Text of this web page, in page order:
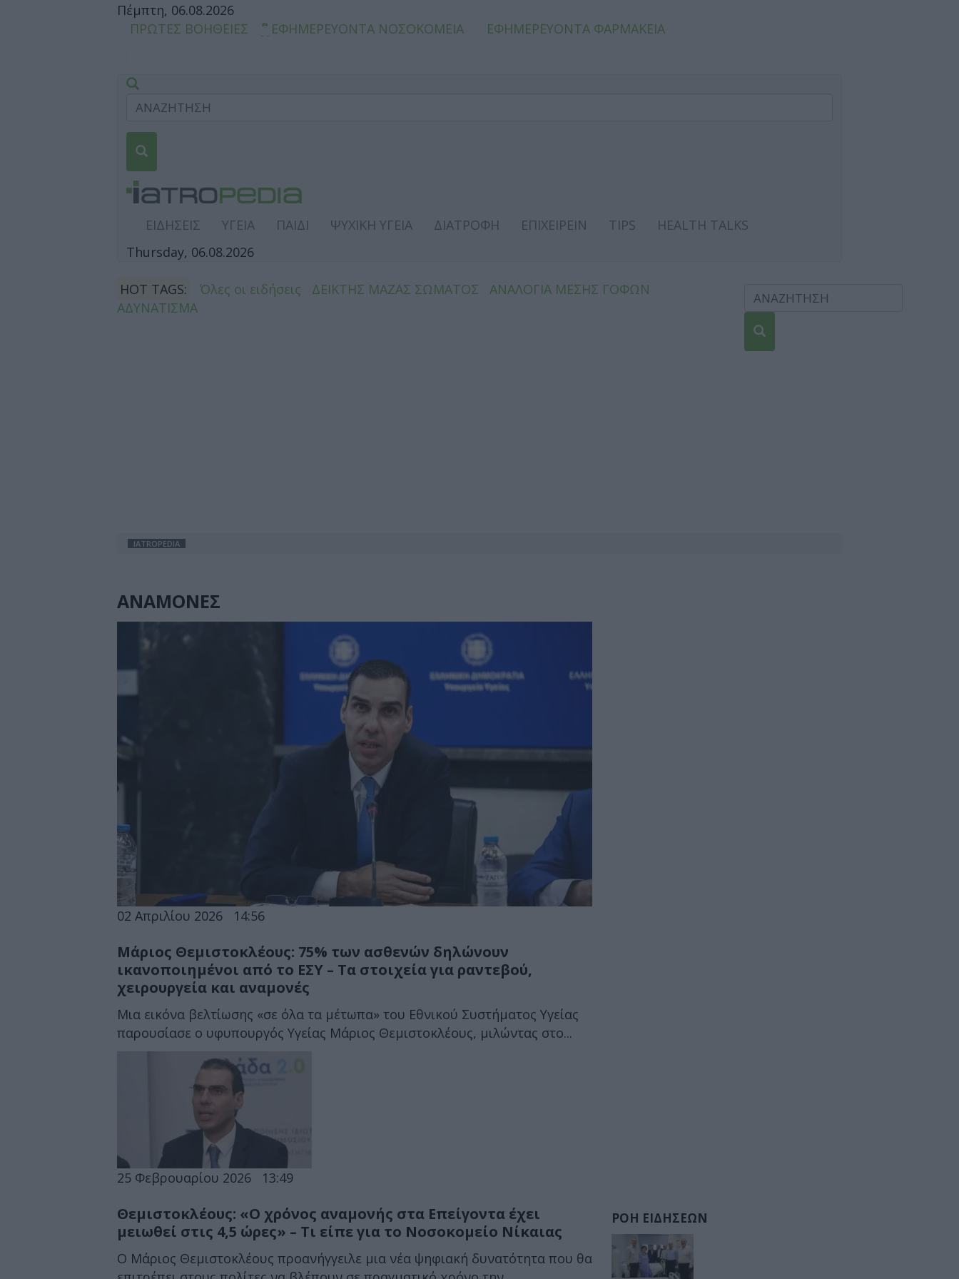
Πέμπτη, 06.08.2026
ΠΡΩΤΕΣ ΒΟΗΘΕΙΕΣ
ΕΦΗΜΕΡΕΥΟΝΤΑ ΝΟΣΟΚΟΜΕΙΑ ΕΦΗΜΕΡΕΥΟΝΤΑ ΦΑΡΜΑΚΕΙΑ
ΕΙΔΗΣΕΙΣ ΥΓΕΙΑ ΠΑΙΔΙ ΨΥΧΙΚΗ ΥΓΕΙΑ ΔΙΑΤΡΟΦΗ ΕΠΙΧΕΙΡΕΙΝ TIPS
HEALTH TALKS
Thursday, 06.08.2026
HOT TAGS: Όλες οι ειδήσεις ΔΕΙΚΤΗΣ ΜΑΖΑΣ ΣΩΜΑΤΟΣ
ΑΝΑΛΟΓΙΑ ΜΕΣΗΣ ΓΟΦΩΝ
ΑΔΥΝΑΤΙΣΜΑ
IATROPEDIA
ΑΝΑΜΟΝΕΣ
02 Απριλίου 2026 14:56
Μάριος Θεμιστοκλέους: 75% των ασθενών δηλώνουν
ικανοποιημένοι από το ΕΣΥ – Τα στοιχεία για ραντεβού,
χειρουργεία και αναμονές
Μια εικόνα βελτίωσης «σε όλα τα μέτωπα» του Εθνικού Συστήματος Υγείας
παρουσίασε ο υφυπουργός Υγείας Μάριος Θεμιστοκλέους, μιλώντας στο...
25 Φεβρουαρίου 2026 13:49
Θεμιστοκλέους: «Ο χρόνος αναμονής στα Επείγοντα έχει
μειωθεί στις 4,5 ώρες» – Τι είπε για το Νοσοκομείο Νίκαιας
Ο Μάριος Θεμιστοκλέους προανήγγειλε μια νέα ψηφιακή δυνατότητα που θα
ΡΟΗ ΕΙΔΗΣΕΩΝ